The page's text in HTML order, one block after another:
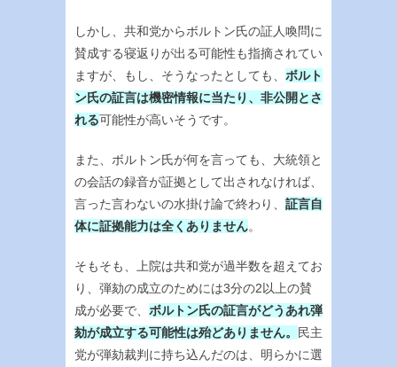
しかし、共和党からボルトン氏の証人喚問に
賛成する寝返りが出る可能性も指摘されてい
ますが、もし、そうなったとしても、 ボルト
ン氏の証言は機密情報に当たり、非公開とさ
れる可能性が高いそうです。
また、ボルトン氏が何を言っても、大統領と
の会話の録音が証拠として出されなければ、
言った言わないの水掛け論で終わり、 証言自
体に証拠能力は全くありません。
そもそも、上院は共和党が過半数を超えてお
り、弾劾の成立のためには3分の2以上の賛
成が必要で、 ボルトン氏の証言がどうあれ弾
劾が成立する可能性は殆どありません。 民主
党が弾劾裁判に持ち込んだのは、明らかに選